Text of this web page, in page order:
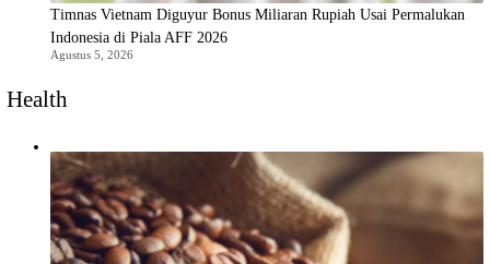
Timnas Vietnam Diguyur Bonus Miliaran Rupiah Usai Permalukan
Indonesia di Piala AFF 2026
Agustus 5, 2026
Health